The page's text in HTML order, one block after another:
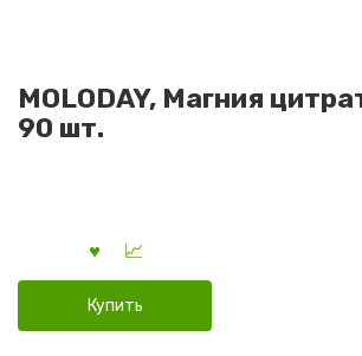
MOLODAY, Магния
90 шт.
Купить